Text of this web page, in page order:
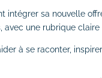
intégrer sa nouvelle
avec une rubrique
à se raconter,